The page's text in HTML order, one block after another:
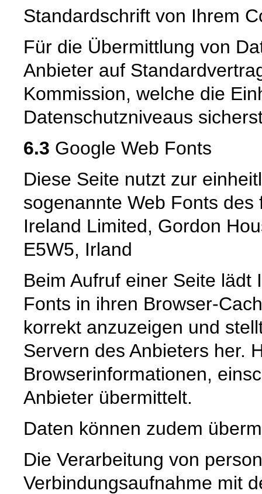
Standardschrift von Ihrem
Für die Übermittlung von
Anbieter auf
Kommission, welche die
Datenschutzniveaus
6.3 Google Web Fonts
Diese Seite nutzt zur
sogenannte Web Fonts
Ireland Limited, Gordon
E5W5, Irland
Beim Aufruf einer Seite
Fonts in ihren Browser-
korrekt anzuzeigen und
Servern des Anbieters her.
Browserinformationen,
Anbieter übermittelt.
Daten können zudem
Die Verarbeitung von
Verbindungsaufnahme mit